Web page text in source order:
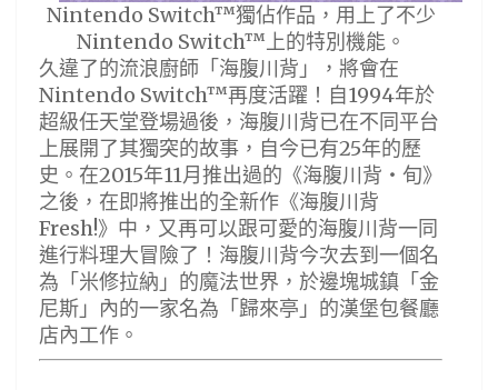
Nintendo Switch™獨佔作品，用上了不少
Nintendo Switch™上的特別機能。
久違了的流浪廚師「海腹川背」，將會在
Nintendo Switch™再度活躍！自1994年於
超級任天堂登場過後，海腹川背已在不同平台
上展開了其獨突的故事，自今已有25年的歷
史。在2015年11月推出過的《海腹川背‧旬》
之後，在即將推出的全新作《海腹川背
Fresh!》中，又再可以跟可愛的海腹川背一同
進行料理大冒險了！海腹川背今次去到一個名
為「米修拉納」的魔法世界，於邊塊城鎮「金
尼斯」內的一家名為「歸來亭」的漢堡包餐廳
店內工作。